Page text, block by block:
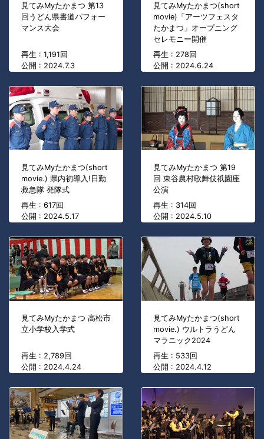
見てみMyたかまつ 第13
回うどん県書道パフォー
マンス大会
再生 : 1,191回
公開 : 2024.7.3
見てみMyたかまつ(short
movie)「アーツフェスタ
たかまつ」オープニング
セレモニー開催
再生 : 278回
公開 : 2024.6.24
見てみMyたかまつ(short
movie.) 県内初導入!日勤
救急隊 発隊式
再生 : 617回
公開 : 2024.5.17
見てみMyたかまつ 第19
回 東谷農村歌舞伎祇園座
公演
再生 : 314回
公開 : 2024.5.10
見てみMyたかまつ 高松市
立小学校入学式
再生 : 2,789回
公開 : 2024.4.24
見てみMyたかまつ(short
movie.) ウルトラうどん
マラニック2024
再生 : 533回
公開 : 2024.4.12